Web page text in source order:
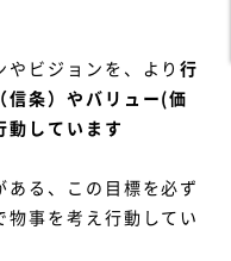
やビジョンを、より行
信条）やバリュー(価
動しています
ある、この目標を必ず
物事を考え行動してい